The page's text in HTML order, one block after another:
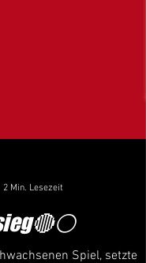
2 Min. Lesezeit